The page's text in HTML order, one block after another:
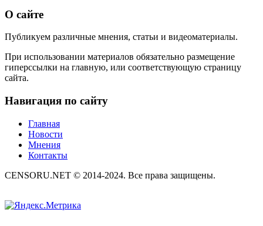
О сайте
Публикуем различные мнения, статьи и видеоматериалы.
При использовании материалов обязательно размещение
гиперссылки на главную, или соответствующую страницу
сайта.
Навигация по сайту
Главная
Новости
Мнения
Контакты
CENSORU.NET © 2014-2024. Все права защищены.